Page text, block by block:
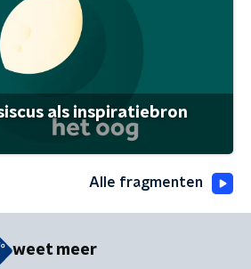
als inspiratiebron
Alle fragmenten
weet meer